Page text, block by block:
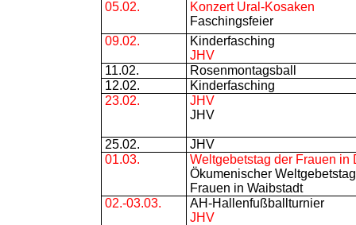
05.02.
Konzert Ural-Kosaken
Faschingsfeier
09.02.
Kinderfasching
JHV
11.02.
Rosenmontagsball
12.02.
Kinderfasching
23.02.
JHV
JHV
25.02.
JHV
01.03.
Weltgebetstag der Frauen in
Ökumenischer
Frauen in Waibstadt
02.-03.03.
AH-Hallenfußballturnier
JHV